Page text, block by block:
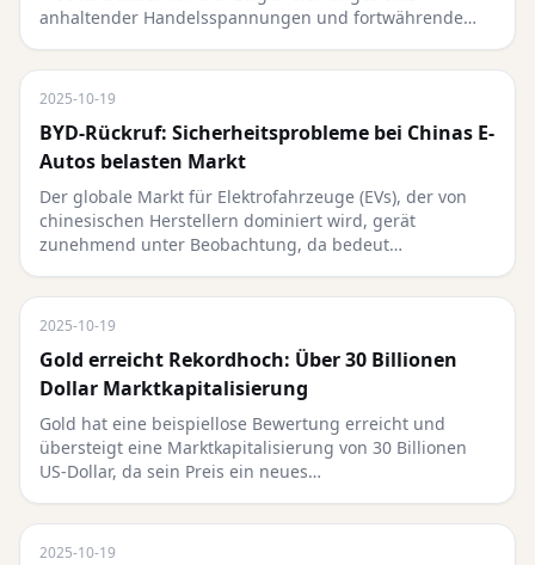
anhaltender Handelsspannungen und fortwährende…
2025-10-19
BYD-Rückruf: Sicherheitsprobleme bei Chinas E-
Autos belasten Markt
Der globale Markt für Elektrofahrzeuge (EVs), der von
chinesischen Herstellern dominiert wird, gerät
zunehmend unter Beobachtung, da bedeut…
2025-10-19
Gold erreicht Rekordhoch: Über 30 Billionen
Dollar Marktkapitalisierung
Gold hat eine beispiellose Bewertung erreicht und
übersteigt eine Marktkapitalisierung von 30 Billionen
US-Dollar, da sein Preis ein neues…
2025-10-19